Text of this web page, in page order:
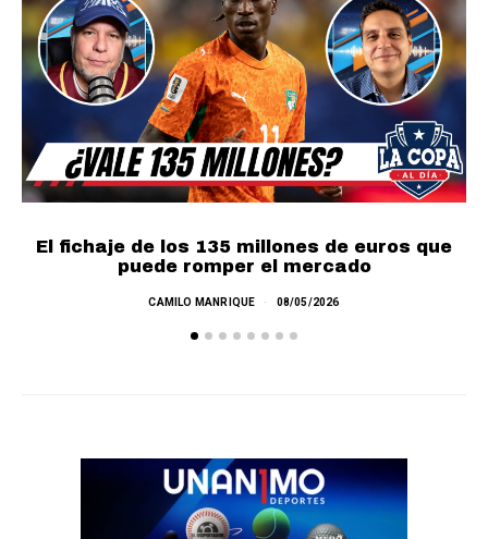
El fichaje de los 135 millones de euros que
puede romper el mercado
CAMILO MANRIQUE 08/05/2026